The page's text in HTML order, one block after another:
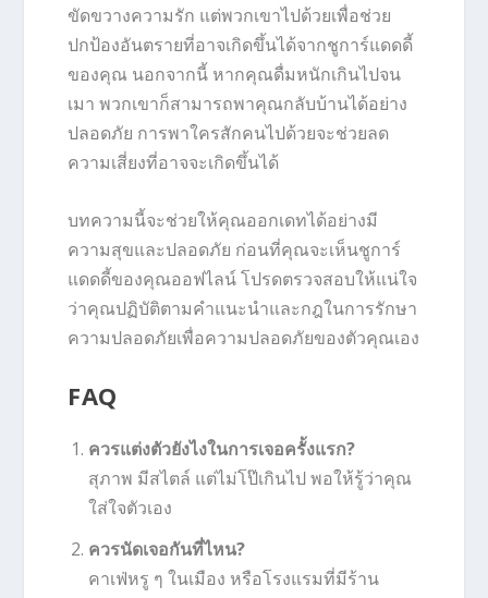
ขัดขวางความรัก แต่พวกเขาไปด้วยเพื่อช่วย
ปกป้องอันตรายที่อาจเกิดขึ้นได้จากชูการ์แดดดี้
ของคุณ นอกจากนี้ หากคุณดื่มหนักเกินไปจน
เมา พวกเขาก็สามารถพาคุณกลับบ้านได้อย่าง
ปลอดภัย การพาใครสักคนไปด้วยจะช่วยลด
ความเสี่ยงที่อาจจะเกิดขึ้นได้
บทความนี้จะช่วยให้คุณออกเดทได้อย่างมี
ความสุขและปลอดภัย ก่อนที่คุณจะเห็นชูการ์
แดดดี้ของคุณออฟไลน์ โปรดตรวจสอบให้แน่ใจ
ว่าคุณปฏิบัติตามคำแนะนำและกฎในการรักษา
ความปลอดภัยเพื่อความปลอดภัยของตัวคุณเอง
FAQ
ควรแต่งตัวยังไงในการเจอครั้งแรก?
สุภาพ มีสไตล์ แต่ไม่โป๊เกินไป พอให้รู้ว่าคุณ
ใส่ใจตัวเอง
ควรนัดเจอกันที่ไหน?
คาเฟ่หรู ๆ ในเมือง หรือโรงแรมที่มีร้าน